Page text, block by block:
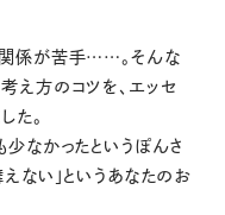
M
関係が苦手……。そんな
え方のコツを、エッセ
た。
少なかったというぽんさ
ない」というあなたのお